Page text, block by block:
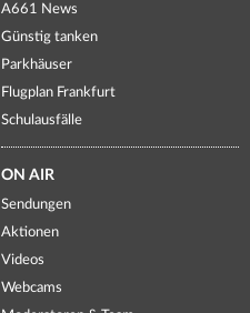
A661 News
Günstig tanken
Parkhäuser
Flugplan Frankfurt
Schulausfälle
ON AIR
Sendungen
Aktionen
Videos
Webcams